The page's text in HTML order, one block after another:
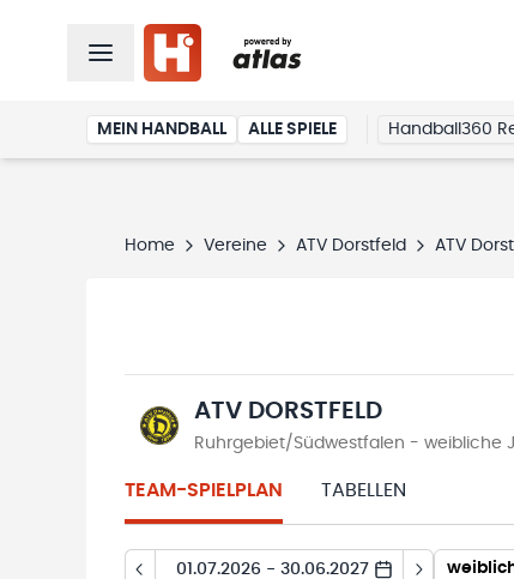
MEIN HANDBALL ALLE SPIELE Handball360
Home Vereine ATV Dorstfeld ATV
ATV DORSTFELD
Ruhrgebiet/Südwestfalen - weibliche
TEAM-SPIELPLAN TABELLEN
01.07.2026 - 30.06.2027